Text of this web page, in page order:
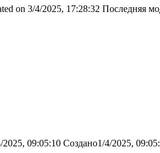
on 3/4/2025, 17:28:32 Последняя
2025, 09:05:10 Создано1/4/2025,